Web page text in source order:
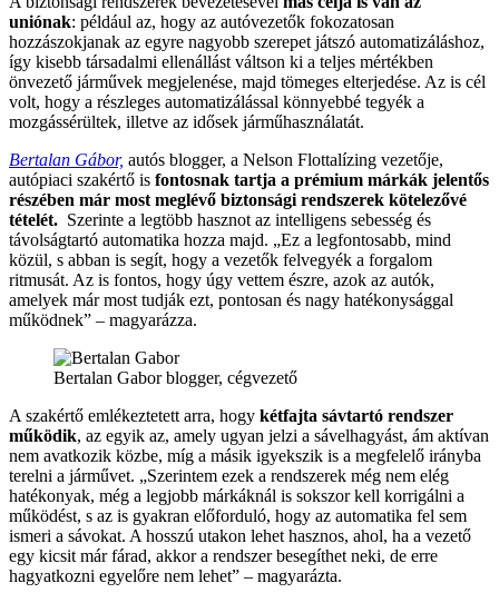
uniónak: például az, hogy az autóvezetők fokozatosan
hozzászokjanak az egyre nagyobb szerepet játszó automatizáláshoz,
így kisebb társadalmi ellenállást váltson ki a teljes mértékben
önvezető járművek megjelenése, majd tömeges elterjedése. Az is cél
volt, hogy a részleges automatizálással könnyebbé tegyék a
mozgássérültek, illetve az idősek járműhasználatát.
Bertalan Gábor, autós blogger, a Nelson Flottalízing vezetője,
autópiaci szakértő is fontosnak tartja a prémium márkák jelentős
részében már most meglévő biztonsági rendszerek kötelezővé
tételét. Szerinte a legtöbb hasznot az intelligens sebesség és
távolságtartó automatika hozza majd. „Ez a legfontosabb, mind
közül, s abban is segít, hogy a vezetők felvegyék a forgalom
ritmusát. Az is fontos, hogy úgy vettem észre, azok az autók,
amelyek már most tudják ezt, pontosan és nagy hatékonysággal
működnek” – magyarázza.
Bertalan Gabor blogger, cégvezető
A szakértő emlékeztetett arra, hogy kétfajta sávtartó rendszer
működik, az egyik az, amely ugyan jelzi a sávelhagyást, ám aktívan
nem avatkozik közbe, míg a másik igyekszik is a megfelelő irányba
terelni a járművet. „Szerintem ezek a rendszerek még nem elég
hatékonyak, még a legjobb márkáknál is sokszor kell korrigálni a
működést, s az is gyakran előforduló, hogy az automatika fel sem
ismeri a sávokat. A hosszú utakon lehet hasznos, ahol, ha a vezető
egy kicsit már fárad, akkor a rendszer besegíthet neki, de erre
hagyatkozni egyelőre nem lehet” – magyarázta.